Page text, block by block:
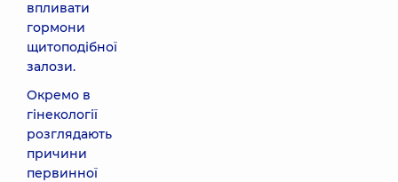
впливати
гормони
щитоподібної
залози.
Окремо в
гінекології
розглядають
причини
первинної